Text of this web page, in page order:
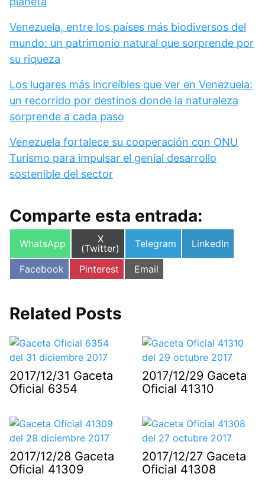
Venezuela, entre los países más biodiversos del
mundo: un patrimonio natural que sorprende por
su riqueza
Los lugares más increíbles que ver en Venezuela:
un recorrido por destinos donde la naturaleza
sorprende a cada paso
Venezuela fortalece su cooperación con ONU
Turismo para impulsar el genial desarrollo
sostenible del sector
Comparte esta entrada:
Compartir
WhatsApp
Compartir
en
X
(Twitter)
Compartir
Telegram
Compartir
LinkedIn
Compartir
en
Facebook
Compartir
en
Pinterest
Compartir
en
Email
Related Posts
2017/12/31 Gaceta
Oficial 6354
2017/12/29 Gaceta
Oficial 41310
2017/12/28 Gaceta
Oficial 41309
2017/12/27 Gaceta
Oficial 41308